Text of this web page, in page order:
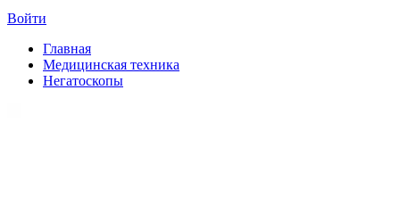
Войти
Главная
Медицинская техника
Негатоскопы